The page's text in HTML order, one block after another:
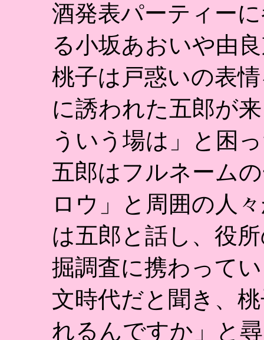
酒発表パーティー
る小坂あおいや由
桃子は戸惑いの表
に誘われた五郎が
ういう場は」と困
五郎はフルネーム
ロウ」と周囲の人
は五郎と話し、役
掘調査に携わって
文時代だと聞き、
れるんですか」と